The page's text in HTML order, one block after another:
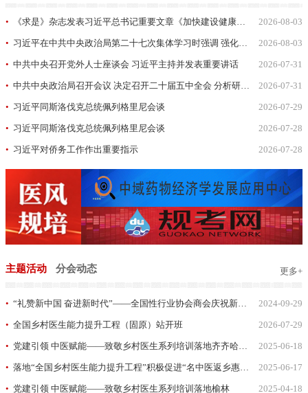
• 《求是》杂志发表习近平总书记重要文章《加快建设健康中国》 2026-08-03
• 习近平在中共中央政治局第二十七次集体学习时强调 强化政治引领 深化创新发展 高质量推进国防和军队现代化 2026-08-03
• 中共中央召开党外人士座谈会 习近平主持并发表重要讲话 2026-07-31
• 中共中央政治局召开会议 决定召开二十届五中全会 分析研究当前经济形势和经济工作 中共中央总书记习近平主持会议 2026-07-31
• 习近平同斯洛伐克总统佩列格里尼会谈 2026-07-29
• 习近平同斯洛伐克总统佩列格里尼会谈 2026-07-28
• 习近平对侨务工作作出重要指示 2026-07-28
主题活动 更多+
分会动态
• “礼赞新中国 奋进新时代”——全国性行业协会商会庆祝新中国成立75周年文艺汇演举行 2024-09-29
• 全国乡村医生能力提升工程（固原）站开班 2026-07-29
• 党建引领 中医赋能——致敬乡村医生系列培训落地齐齐哈尔依安县 2025-06-18
• 落地“全国乡村医生能力提升工程”积极促进“名中医返乡惠民工程” ——全国乡村医生能力提升工程（辛集）站拉开帷幕 2025-06-17
• 党建引领 中医赋能——致敬乡村医生系列培训落地榆林 2025-04-18